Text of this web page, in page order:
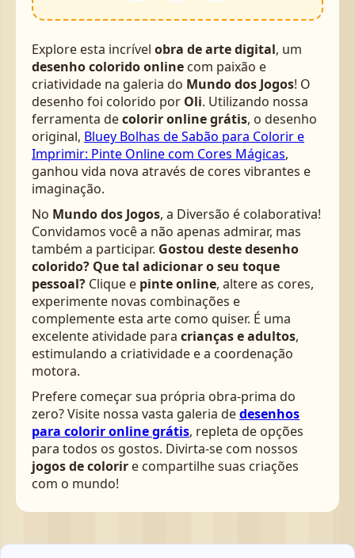
Explore esta incrível obra de arte digital, um
desenho colorido online com paixão e
criatividade na galeria do Mundo dos Jogos! O
desenho foi colorido por Oli. Utilizando nossa
ferramenta decolorir online grátis, o desenho
original, Bluey Bolhas de Sabão para Colorir e
Imprimir: Pinte Online com Cores Mágicas,
ganhou vida nova através de cores vibrantes e
imaginação.
No Mundo dos Jogos, a Diversão é colaborativa!
Convidamos você a não apenas admirar, mas
também a participar. Gostou deste desenho
colorido? Que tal adicionar o seu toque
pessoal? Clique e pinte online, altere as cores,
experimente novas combinações e
complemente esta arte como quiser. É uma
excelente atividade para crianças e adultos,
estimulando a criatividade e a coordenação
motora.
Prefere começar sua própria obra-prima do
zero? Visite nossa vasta galeria dedesenhos
para colorir online grátis, repleta de opções
para todos os gostos. Divirta-se com nossos
jogos de colorir e compartilhe suas criações
com o mundo!